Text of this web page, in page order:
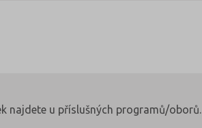
najdete u příslušných programů/oborů.